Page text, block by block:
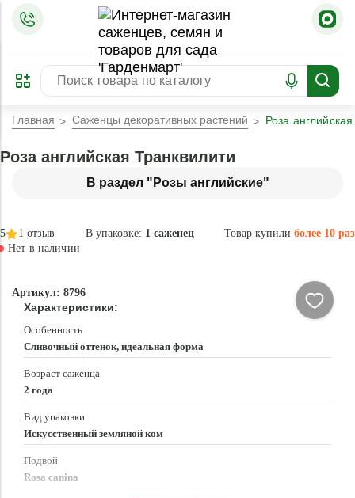
ПРЕДЗАКАЗ
ЗАБРОНИРОВАТЬ
ЛУЧШЕЕ
Главная Саженцы декоративных растений Роза
В раздел "Розы английские"
Роза английская Транквилити
В упаковке: 1 саженец Товар купили более 10 раз
5 1 отзыв
Нет в наличии
Артикул: 8796
Характеристики:
Особенность
Сливочный оттенок, идеальная форма
Возраст саженца
2 года
Вид упаковки
Искусственный земляной ком
Подвой
Rosa canina